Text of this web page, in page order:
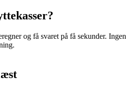
og få svaret på få sekunder. Ingen